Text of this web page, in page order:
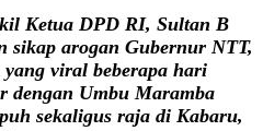
Ketua DPD RI, Sultan B
sikap arogan Gubernur NTT,
viral beberapa hari
dengan Umbu Maramba
sekaligus raja di Kabaru,